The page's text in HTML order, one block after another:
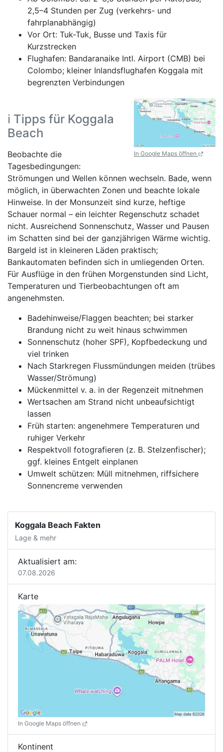
2,5–4 Stunden per Zug (verkehrs- und
fahrplanabhängig)
Vor Ort: Tuk-Tuk, Busse und Taxis für
Kurzstrecken
Flughafen: Bandaranaike Intl. Airport (CMB) bei
Colombo; kleiner Inlandsflughafen Koggala mit
begrenzten Verbindungen
In Google Maps öffnen
ℹ️ Tipps für Koggala
Beach
Beobachte die
Tagesbedingungen:
Strömungen und Wellen können wechseln. Bade, wenn
möglich, in überwachten Zonen und beachte lokale
Hinweise. In der Monsunzeit sind kurze, heftige
Schauer normal – ein leichter Regenschutz schadet
nicht. Ausreichend Sonnenschutz, Wasser und Pausen
im Schatten sind bei der ganzjährigen Wärme wichtig.
Bargeld ist in kleineren Läden praktisch;
Bankautomaten befinden sich in umliegenden Orten.
Für Ausflüge in den frühen Morgenstunden sind Licht,
Temperaturen und Tierbeobachtungen oft am
angenehmsten.
Badehinweise/Flaggen beachten; bei starker
Brandung nicht zu weit hinaus schwimmen
Sonnenschutz (hoher SPF), Kopfbedeckung und
viel trinken
Nach Starkregen Flussmündungen meiden (trübes
Wasser/Strömung)
Mückenmittel v. a. in der Regenzeit mitnehmen
Wertsachen am Strand nicht unbeaufsichtigt
lassen
Früh starten: angenehmere Temperaturen und
ruhiger Verkehr
Respektvoll fotografieren (z. B. Stelzenfischer);
ggf. kleines Entgelt einplanen
Umwelt schützen: Müll mitnehmen, riffsichere
Sonnencreme verwenden
Koggala Beach Fakten
Lage & mehr
Aktualisiert am:
07.08.2026
Karte
In Google Maps öffnen
Kontinent